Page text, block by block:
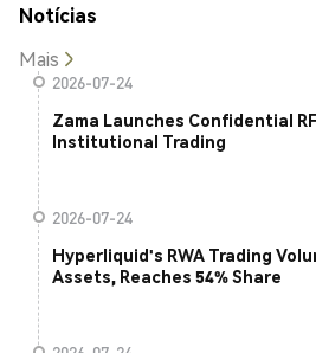
Notícias
Mais
2026-07-24
Zama Launches Confidential
Institutional Trading
2026-07-24
Hyperliquid's RWA Trading
Assets, Reaches 54% Share